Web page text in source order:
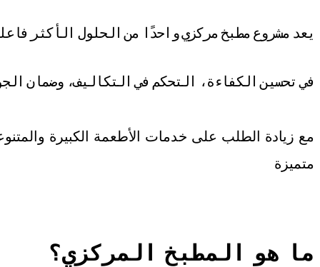
يعد مشروع مطبخ مركزي واحدًا من الحلول الأكثر
في تحسين الكفاءة، التحكم في التكاليف، وضمان
مع زيادة الطلب على خدمات الأطعمة الكبيرة
متميزة
ما هو المطبخ المركزي؟